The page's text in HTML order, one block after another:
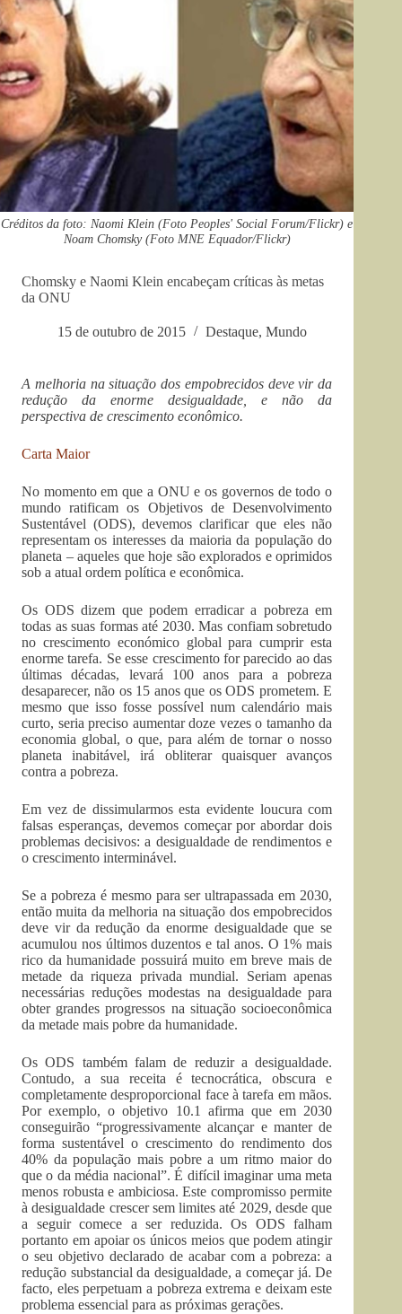
Créditos da foto: Naomi Klein (Foto Peoples' Social Forum/Flickr) e
Noam Chomsky (Foto MNE Equador/Flickr)
Chomsky e Naomi Klein encabeçam críticas às metas
da ONU
15 de outubro de 2015 Destaque, Mundo
A melhoria na situação dos empobrecidos deve vir da
redução da enorme desigualdade, e não da
perspectiva de crescimento econômico.
Carta Maior
No momento em que a ONU e os governos de todo o
mundo ratificam os Objetivos de Desenvolvimento
Sustentável (ODS), devemos clarificar que eles não
representam os interesses da maioria da população do
planeta – aqueles que hoje são explorados e oprimidos
sob a atual ordem política e econômica.
Os ODS dizem que podem erradicar a pobreza em
todas as suas formas até 2030. Mas confiam sobretudo
no crescimento económico global para cumprir esta
enorme tarefa. Se esse crescimento for parecido ao das
últimas décadas, levará 100 anos para a pobreza
desaparecer, não os 15 anos que os ODS prometem. E
mesmo que isso fosse possível num calendário mais
curto, seria preciso aumentar doze vezes o tamanho da
economia global, o que, para além de tornar o nosso
planeta inabitável, irá obliterar quaisquer avanços
contra a pobreza.
Em vez de dissimularmos esta evidente loucura com
falsas esperanças, devemos começar por abordar dois
problemas decisivos: a desigualdade de rendimentos e
o crescimento interminável.
Se a pobreza é mesmo para ser ultrapassada em 2030,
então muita da melhoria na situação dos empobrecidos
deve vir da redução da enorme desigualdade que se
acumulou nos últimos duzentos e tal anos. O 1% mais
rico da humanidade possuirá muito em breve mais de
metade da riqueza privada mundial. Seriam apenas
necessárias reduções modestas na desigualdade para
obter grandes progressos na situação socioeconômica
da metade mais pobre da humanidade.
Os ODS também falam de reduzir a desigualdade.
Contudo, a sua receita é tecnocrática, obscura e
completamente desproporcional face à tarefa em mãos.
Por exemplo, o objetivo 10.1 afirma que em 2030
conseguirão “progressivamente alcançar e manter de
forma sustentável o crescimento do rendimento dos
40% da população mais pobre a um ritmo maior do
que o da média nacional”. É difícil imaginar uma meta
menos robusta e ambiciosa. Este compromisso permite
à desigualdade crescer sem limites até 2029, desde que
a seguir comece a ser reduzida. Os ODS falham
portanto em apoiar os únicos meios que podem atingir
o seu objetivo declarado de acabar com a pobreza: a
redução substancial da desigualdade, a começar já. De
facto, eles perpetuam a pobreza extrema e deixam este
problema essencial para as próximas gerações.